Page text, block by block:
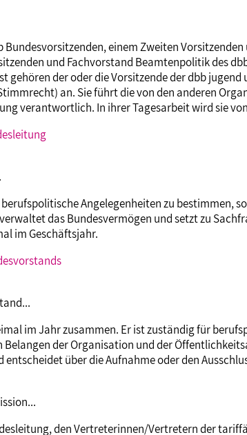
SERVICE
Bundesvorsitzenden, einem Zweiten
und Fachvorstand Beamtenpolitik des
gehören der oder die Vorsitzende der dbb
an. Sie führt die von den anderen
verantwortlich. In ihrer Tagesarbeit wird sie
Angelegenheiten zu bestimmen,
das Bundesvermögen und setzt zu
im Geschäftsjahr.
im Jahr zusammen. Er ist zuständig für
Belangen der Organisation und der
entscheidet über die Aufnahme oder den
den Vertreterinnen/Vertretern der